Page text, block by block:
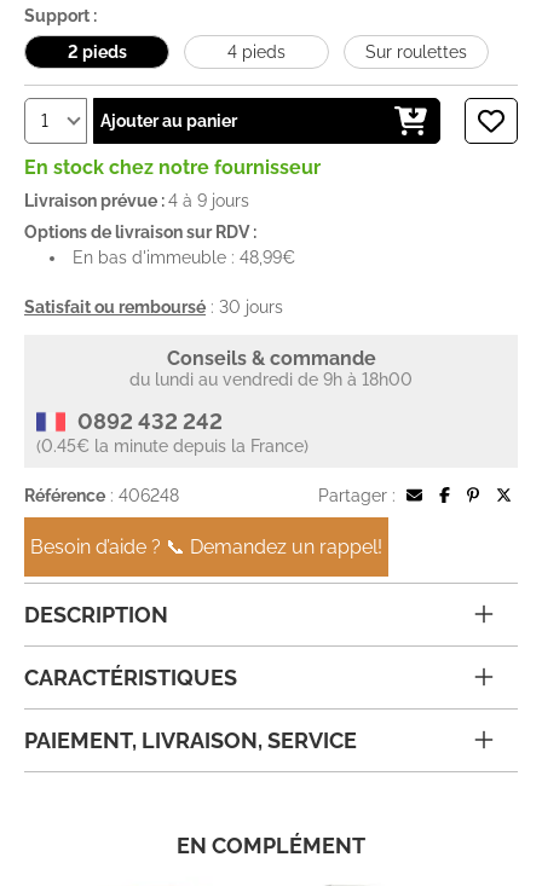
Support :
2 pieds
4 pieds Sur roulettes
Ajouter au panier
En stock chez notre fournisseur
Livraison prévue :4 à 9 jours
Options de livraison sur RDV :
En bas d'immeuble : 48,99€
Satisfait ou remboursé : 30 jours
Conseils & commande
du lundi au vendredi de 9h à 18h00
0892 432 242
(0.45€ la minute depuis la France)
Référence : 406248 Partager :
Besoin d’aide ? 📞 Demandez un rappel!
DESCRIPTION
CARACTÉRISTIQUES
PAIEMENT, LIVRAISON, SERVICE
EN COMPLÉMENT